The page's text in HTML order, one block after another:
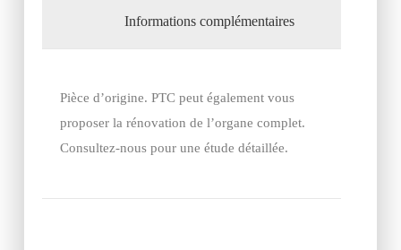
Informations complémentaires
Pièce d’origine. PTC peut également vous
proposer la rénovation de l’organe complet.
Consultez-nous pour une étude détaillée.